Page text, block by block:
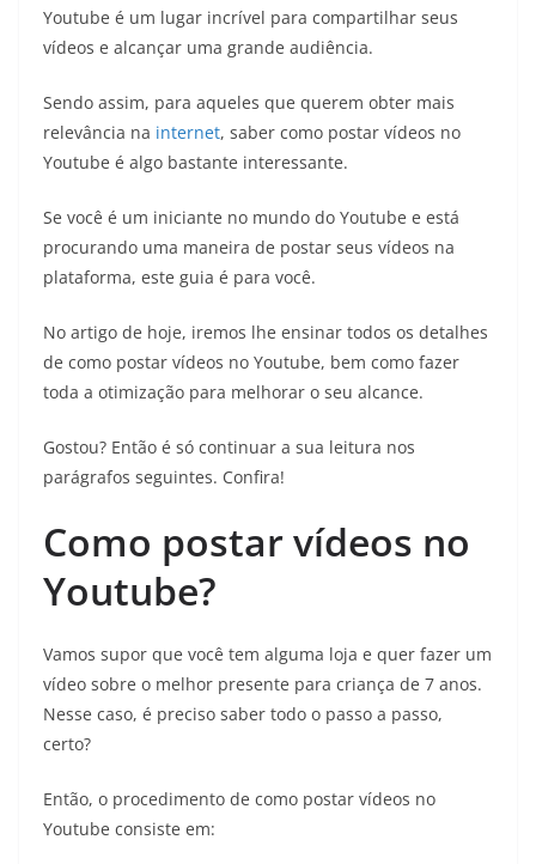
Youtube é um lugar incrível para compartilhar seus
vídeos e alcançar uma grande audiência.
Sendo assim, para aqueles que querem obter mais
relevância na internet, saber como postar vídeos no
Youtube é algo bastante interessante.
Se você é um iniciante no mundo do Youtube e está
procurando uma maneira de postar seus vídeos na
plataforma, este guia é para você.
No artigo de hoje, iremos lhe ensinar todos os detalhes
de como postar vídeos no Youtube, bem como fazer
toda a otimização para melhorar o seu alcance.
Gostou? Então é só continuar a sua leitura nos
parágrafos seguintes. Confira!
Como postar vídeos no
Youtube?
Vamos supor que você tem alguma loja e quer fazer um
vídeo sobre o melhor presente para criança de 7 anos.
Nesse caso, é preciso saber todo o passo a passo,
certo?
Então, o procedimento de como postar vídeos no
Youtube consiste em: